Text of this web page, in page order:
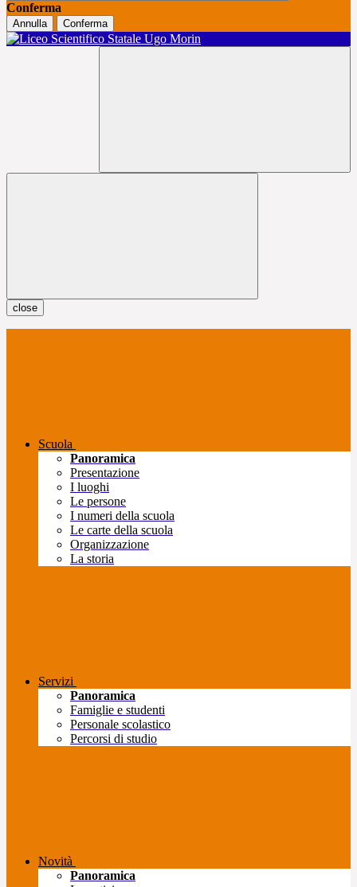
Conferma
Annulla Conferma
close
Scuola
Panoramica
Presentazione
I luoghi
Le persone
I numeri della scuola
Le carte della scuola
Organizzazione
La storia
Servizi
Panoramica
Famiglie e studenti
Personale scolastico
Percorsi di studio
Novità
Panoramica